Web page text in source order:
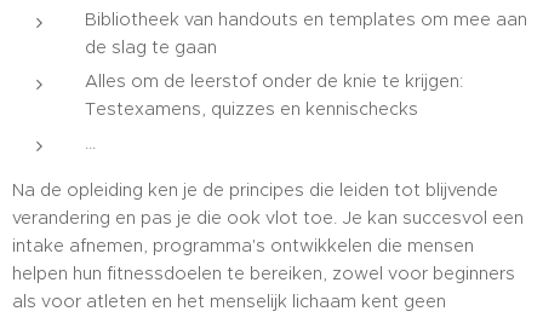
Bibliotheek van handouts en templates om mee aan
de slag te gaan
Alles om de leerstof onder de knie te krijgen:
Testexamens, quizzes en kennischecks
...
Na de opleiding ken je de principes die leiden tot blijvende
verandering en pas je die ook vlot toe. Je kan succesvol een
intake afnemen, programma's ontwikkelen die mensen
helpen hun fitnessdoelen te bereiken, zowel voor beginners
als voor atleten en het menselijk lichaam kent geen